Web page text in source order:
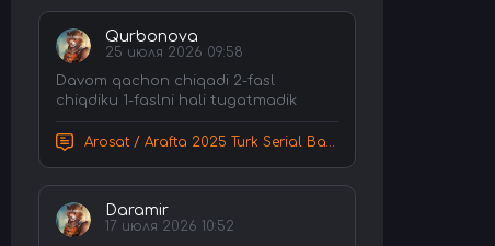
Qurbonova
25 июля 2026 09:58
Davom qachon chiqadi 2-fasl
chiqdiku 1-faslni hali tugatmadik
Arosat / Arafta 2025 Turk Serial Barcha Qismlar Uzbek tilida Tarjima Serial tas-ix skachat
Daramir
17 июля 2026 10:52